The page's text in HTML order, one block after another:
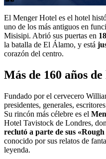
El Menger Hotel es el hotel
uno de los más antiguos en
Misisipi. Abrió sus puertas en
la batalla de El Álamo, y está
corazón del centro.
Más de 160 años
Fundado por el cervecero
presidentes, generales,
Su rincón más célebre es el
Hotel Tavistock de Londres,
reclutó a parte de sus
conocido por sus relatos de
leyenda.